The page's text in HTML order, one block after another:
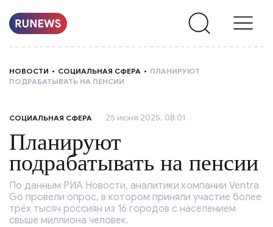
О
НАС
НОВОСТИ СОЦИАЛЬНАЯ СФЕРА
ПЛАНИРУЮТ
ПОДРАБАТЫВАТЬ НА ПЕНСИИ
СОЦИАЛЬНАЯ СФЕРА 25 июня 2025, 08:01
Планируют
подрабатывать на пенсии
По данным РИА Новости, аналитики компании Ventra
Go провели опрос, в котором приняли участие более
трёх тысяч россиян из 16 городов с населением
свыше миллиона человек.